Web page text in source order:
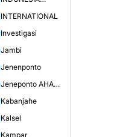
INTERNATIONAL
Investigasi
Jambi
Jenenponto
Jeneponto AHAD
Kabanjahe
Kalsel
Kampar